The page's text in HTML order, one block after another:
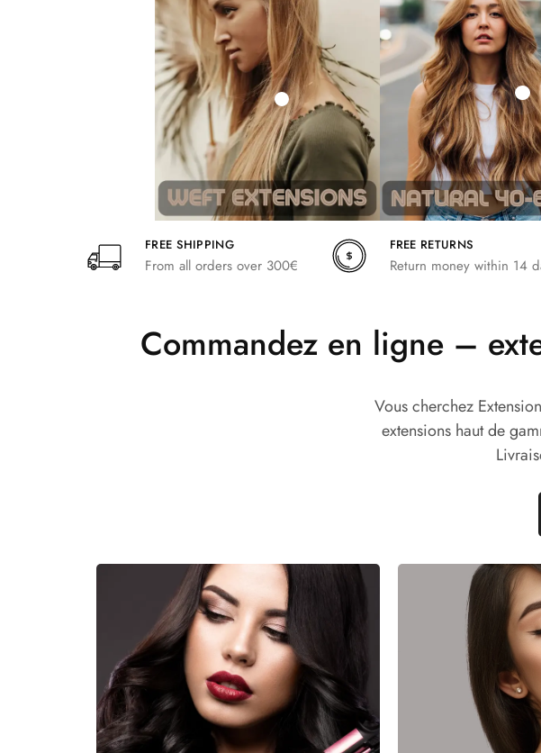
242,00
€
266,20€
FREE SHIPPING
From all orders over 300€
FREE RETURNS
Return money within 14
Commandez en ligne –
Vous cherchez
extensions haut de